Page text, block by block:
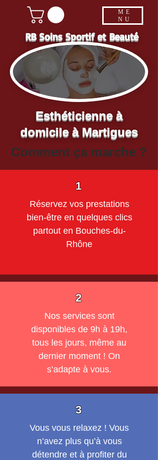
RB Soins Sportif et Beauté
ME
NU
Esthéticienne à
domicile à Martigues
Comment ça marche ?
1
Réservez vos prestations
bien-être en quelques clics
partout en Bouches-du-
Rhône
2
Nos services sont
disponibles de 9h à 19h,
tous les jours, même au
dernier moment ! On
s’adapte à vous.
3
Vous vous relaxez ! Vous
n’avez plus qu’à vous
détendre et à profiter du